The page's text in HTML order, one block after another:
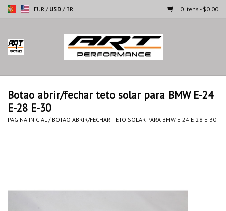
EUR / USD / BRL 0 Itens - $0.00
Página inicial
Motocicletas
Automoveis
Botao abrir/fechar teto solar para BMW E-24
E-28 E-30
PÁGINA INICIAL / BOTAO ABRIR/FECHAR TETO SOLAR PARA BMW E-24 E-28 E-30